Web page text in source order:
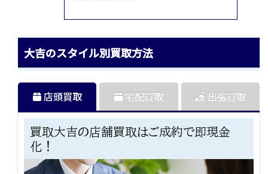
大吉のスタイル別買取方法
店頭買取
買取大吉の店舗買取はご成約で即現金
化！
宅配買取 出張買取